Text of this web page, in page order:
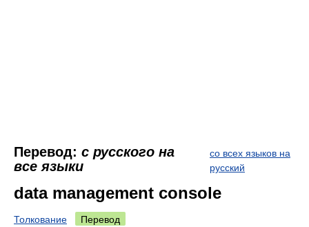
Перевод: с русского на
все языки
со всех языков на
русский
data management console
Толкование Перевод